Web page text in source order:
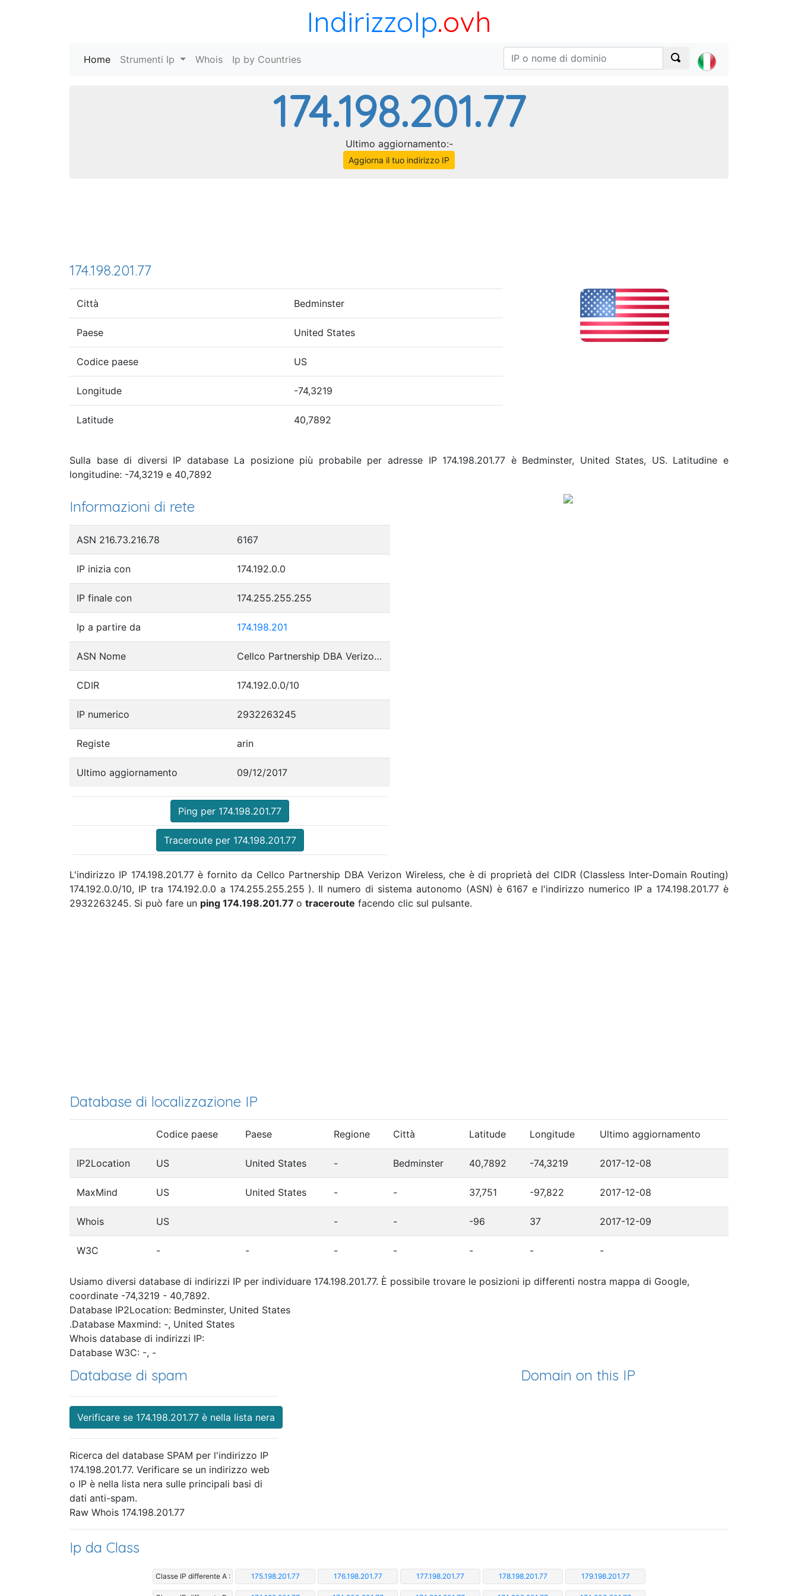
IndirizzoIp.ovh
Home (current)
Strumenti Ip Whois Ip by Countries
174.198.201.77
Ultimo aggiornamento:-
Aggiorna il tuo indirizzo IP
174.198.201.77
Città Bedminster
Paese United States
Codice paese US
Longitude -74,3219
Latitude 40,7892
Sulla base di diversi IP database La posizione più probabile per adresse IP 174.198.201.77 è Bedminster, United States, US. Latitudine e
longitudine: -74,3219 e 40,7892
Informazioni di rete
ASN 216.73.216.78 6167
IP inizia con 174.192.0.0
IP finale con 174.255.255.255
Ip a partire da 174.198.201
ASN Nome Cellco Partnership DBA Verizon Wireless
CDIR 174.192.0.0/10
IP numerico 2932263245
Registe arin
Ultimo aggiornamento 09/12/2017
Ping per 174.198.201.77
Traceroute per 174.198.201.77
L'indirizzo IP 174.198.201.77 è fornito da Cellco Partnership DBA Verizon Wireless, che è di proprietà del CIDR (Classless Inter-Domain Routing)
174.192.0.0/10, IP tra 174.192.0.0 a 174.255.255.255 ). Il numero di sistema autonomo (ASN) è 6167 e l'indirizzo numerico IP a 174.198.201.77 è
2932263245. Si può fare un ping 174.198.201.77 o traceroute facendo clic sul pulsante.
Database di localizzazione IP
Codice paese Paese Regione Città Latitude Longitude Ultimo aggiornamento
IP2Location US United States - Bedminster 40,7892 -74,3219 2017-12-08
MaxMind US United States - - 37,751 -97,822 2017-12-08
Whois US - - -96 37 2017-12-09
W3C - - - - - - -
Usiamo diversi database di indirizzi IP per individuare 174.198.201.77. È possibile trovare le posizioni ip differenti nostra mappa di Google,
coordinate -74,3219 - 40,7892.
Database IP2Location: Bedminster, United States
.Database Maxmind: -, United States
Whois database di indirizzi IP:
Database W3C: -, -
Database di spam
Verificare se 174.198.201.77 è nella lista nera
Ricerca del database SPAM per l'indirizzo IP
174.198.201.77. Verificare se un indirizzo web
o IP è nella lista nera sulle principali basi di
dati anti-spam.
Domain on this IP
Raw Whois 174.198.201.77
Ip da Class
Classe IP differente A : 175.198.201.77 176.198.201.77 177.198.201.77 178.198.201.77 179.198.201.77